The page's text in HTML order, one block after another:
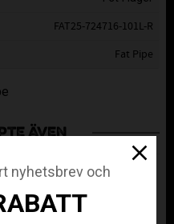
FAT25-724716-101L-R
Fat Pipe
ÄVEN
nyhetsbrev och